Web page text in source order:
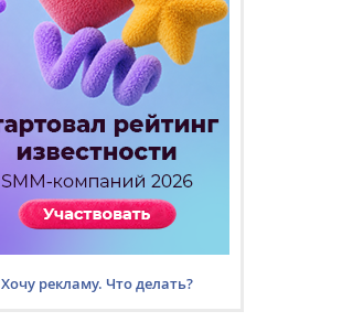
Хочу рекламу. Что делать?